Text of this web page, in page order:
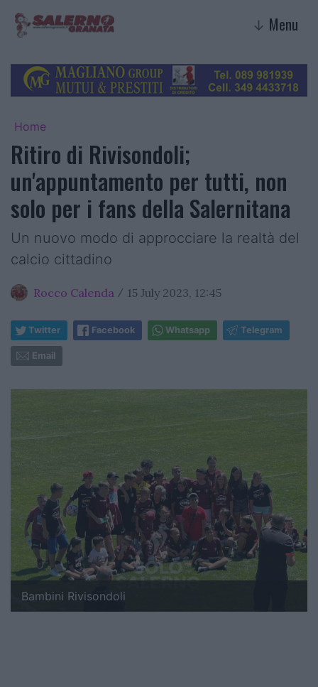
↓ Menu
Home
Ritiro di Rivisondoli;
un'appuntamento per tutti, non
solo per i fans della Salernitana
Un nuovo modo di approcciare la realtà del
calcio cittadino
Rocco Calenda / 15 July 2023, 12:45
Twitter Facebook Whatsapp Telegram
Email
Bambini Rivisondoli